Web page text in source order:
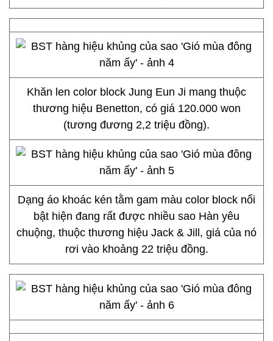
Khăn len color block Jung Eun Ji mang thuộc
thương hiệu Benetton, có giá 120.000 won
(tương đương 2,2 triệu đồng).
Dạng áo khoác kén tằm gam màu color block nổi
bật hiện đang rất được nhiều sao Hàn yêu
chuộng, thuộc thương hiệu Jack & Jill, giá của nó
rơi vào khoảng 22 triệu đồng.